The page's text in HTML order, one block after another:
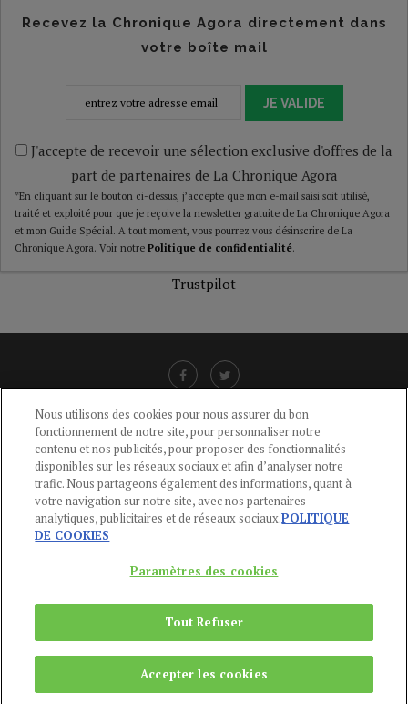
Recevez la Chronique Agora directement dans
votre boîte mail
JE VALIDE
J'accepte de recevoir une sélection exclusive d'offres de la
part de partenaires de La Chronique Agora
*En cliquant sur le bouton ci-dessus, j’accepte que mon e-mail saisi soit utilisé,
traité et exploité pour que je reçoive la newsletter gratuite de La Chronique Agora
et mon Guide Spécial. A tout moment, vous pourrez vous désinscrire de La
Chronique Agora. Voir notre Politique de confidentialité.
Trustpilot
CGU-POLITIQUE DE CONFIDENTIALITÉ -POLITIQUE DES COOKIES
MENTIONS LÉGALES -AIDE
CONTACT
01 44 59 91 11
Du Lundi au Vendredi, 9h-13h et 14h-17h
Copyright © 2024Publications Agora
REMONTER
Nous utilisons des cookies pour nous assurer du bon
fonctionnement de notre site, pour personnaliser notre
contenu et nos publicités, pour proposer des fonctionnalités
disponibles sur les réseaux sociaux et afin d’analyser notre
trafic. Nous partageons également des informations, quant à
votre navigation sur notre site, avec nos partenaires
analytiques, publicitaires et de réseaux sociaux.POLITIQUE
DE COOKIES
Paramètres des cookies
Tout Refuser
Accepter les cookies